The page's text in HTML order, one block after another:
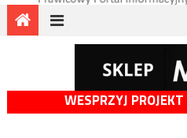
WESPRZYJ